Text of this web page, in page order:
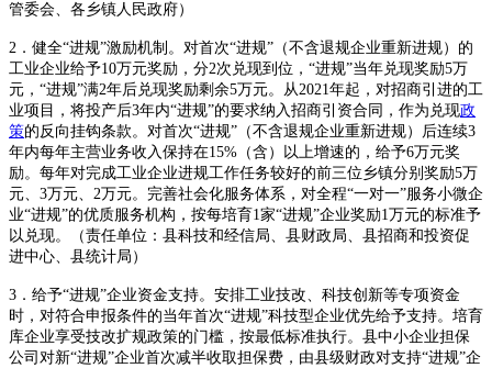
管委会、各乡镇人民政府）
2．健全“进规”激励机制。对首次“进规”（不含退规企业重新进规）的
工业企业给予10万元奖励，分2次兑现到位，“进规”当年兑现奖励5万
元，“进规”满2年后兑现奖励剩余5万元。从2021年起，对招商引进的工
业项目，将投产后3年内“进规”的要求纳入招商引资合同，作为兑现政
策的反向挂钩条款。对首次“进规”（不含退规企业重新进规）后连续3
年内每年主营业务收入保持在15%（含）以上增速的，给予6万元奖
励。每年对完成工业企业进规工作任务较好的前三位乡镇分别奖励5万
元、3万元、2万元。完善社会化服务体系，对全程“一对一”服务小微企
业“进规”的优质服务机构，按每培育1家“进规”企业奖励1万元的标准予
以兑现。（责任单位：县科技和经信局、县财政局、县招商和投资促
进中心、县统计局）
3．给予“进规”企业资金支持。安排工业技改、科技创新等专项资金
时，对符合申报条件的当年首次“进规”科技型企业优先给予支持。培育
库企业享受技改扩规政策的门槛，按最低标准执行。县中小企业担保
公司对新“进规”企业首次减半收取担保费，由县级财政对支持“进规”企